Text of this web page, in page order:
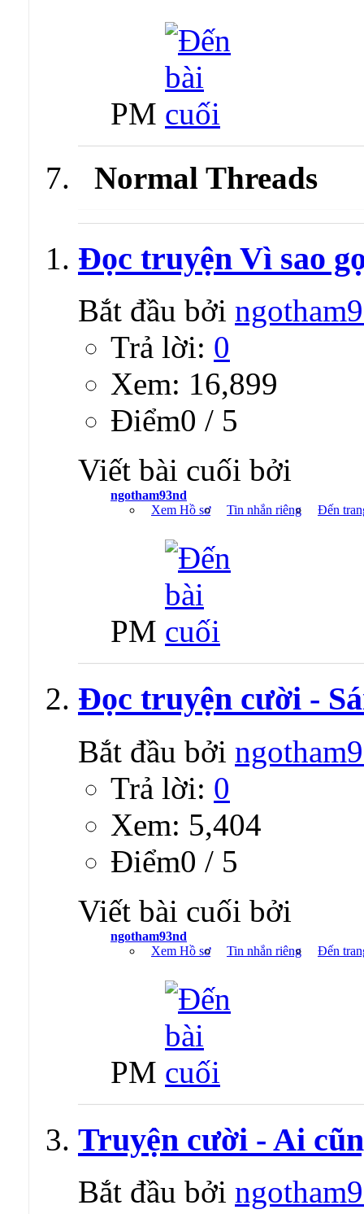
PM
Normal Threads
Đọc truyện Vì sao
Bắt đầu bởi
Trả lời: 0
Xem: 16,899
Ðiểm0 / 5
Viết bài cuối bởi
ngotham93nd
Xem Hồ sơ
Tin nhắn riêng Đến
PM
Đọc truyện cười -
Bắt đầu bởi
Trả lời: 0
Xem: 5,404
Ðiểm0 / 5
Viết bài cuối bởi
ngotham93nd
Xem Hồ sơ
Tin nhắn riêng Đến
PM
Truyện cười - Ai
Bắt đầu bởi